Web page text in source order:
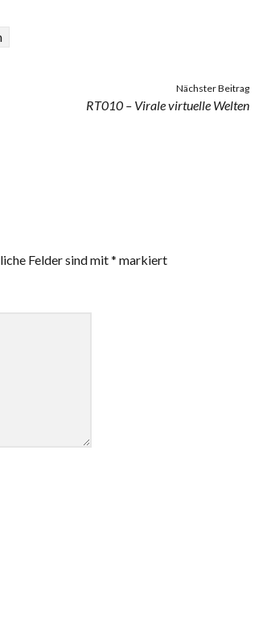
Nächster Beitrag
RT010 – Virale virtuelle Welten
Felder sind mit* markiert